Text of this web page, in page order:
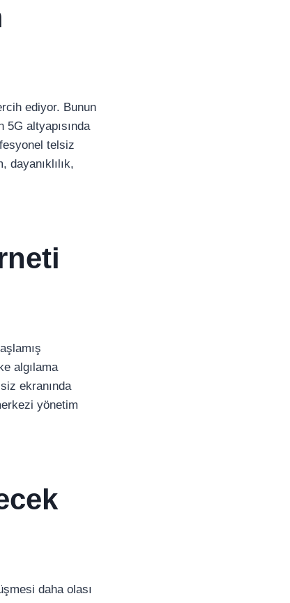
ediyor. Bunun
altyapısında
telsiz
dayanıklılık,
algılama
ekranında
yönetim
daha olası